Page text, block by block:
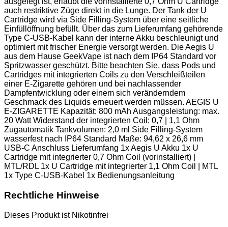
auch restriktive Züge direkt in die Lunge. Der Tank der U
Cartridge wird via Side Filling-System über eine seitliche
Einfüllöffnung befüllt. Über das zum Lieferumfang gehörende
Type C-USB-Kabel kann der interne Akku beschleunigt und
optimiert mit frischer Energie versorgt werden. Die Aegis U
aus dem Hause GeekVape ist nach dem IP64 Standard vor
Spritzwasser geschützt. Bitte beachten Sie, dass Pods und
Cartridges mit integrierten Coils zu den Verschleißteilen
einer E-Zigarette gehören und bei nachlassender
Dampfentwicklung oder einem sich veränderndem
Geschmack des Liquids erneuert werden müssen. AEGIS U
E-ZIGARETTE Kapazität: 800 mAh Ausgangsleistung: max.
20 Watt Widerstand der integrierten Coil: 0,7 | 1,1 Ohm
Zugautomatik Tankvolumen: 2,0 ml Side Filling-System
wasserfest nach IP64 Standard Maße: 94,62 x 26,6 mm
USB-C Anschluss Lieferumfang 1x Aegis U Akku 1x U
Cartridge mit integrierter 0,7 Ohm Coil (vorinstalliert) |
MTL/RDL 1x U Cartridge mit integrierter 1,1 Ohm Coil | MTL
1x Type C-USB-Kabel 1x Bedienungsanleitung
Rechtliche Hinweise
Dieses Produkt ist Nikotinfrei